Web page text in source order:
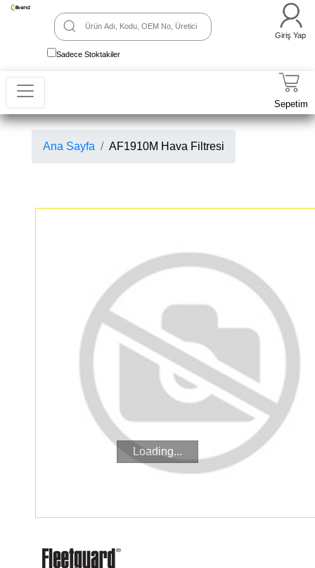
Sadece Stoktakiler
Giriş Yap
Sepetim
Ana Sayfa AF1910M Hava Filtresi
Loading...